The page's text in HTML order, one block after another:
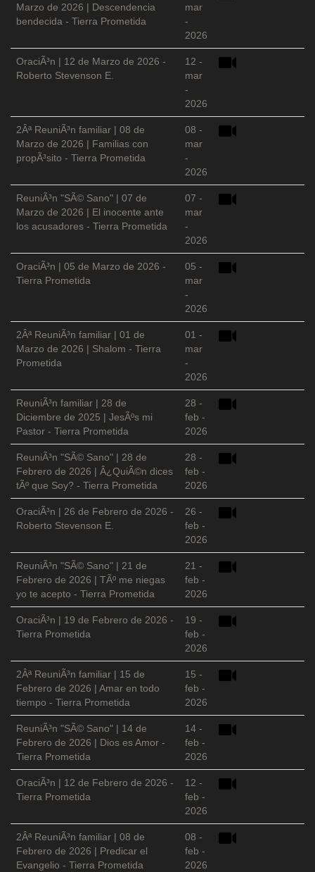
Marzo de 2026 | Descendencia
bendecida - Tierra Prometida
mar
-
2026
OraciÃ³n | 12 de Marzo de 2026 -
Roberto Stevenson E.
12 -
mar
-
2026
2Âª ReuniÃ³n familiar | 08 de
Marzo de 2026 | Familias con
propÃ³sito - Tierra Prometida
08 -
mar
-
2026
ReuniÃ³n "SÃ© Sano" | 07 de
Marzo de 2026 | El inocente ante
los acusadores - Tierra Prometida
07 -
mar
-
2026
OraciÃ³n | 05 de Marzo de 2026 -
Tierra Prometida
05 -
mar
-
2026
2Âª ReuniÃ³n familiar | 01 de
Marzo de 2026 | Shalom - Tierra
Prometida
01 -
mar
-
2026
ReuniÃ³n familiar | 28 de
Diciembre de 2025 | JesÃºs mi
Pastor - Tierra Prometida
28 -
feb -
2026
ReuniÃ³n "SÃ© Sano" | 28 de
Febrero de 2026 | Â¿QuiÃ©n dices
tÃº que Soy? - Tierra Prometida
28 -
feb -
2026
OraciÃ³n | 26 de Febrero de 2026 -
Roberto Stevenson E.
26 -
feb -
2026
ReuniÃ³n "SÃ© Sano" | 21 de
Febrero de 2026 | TÃº me niegas
yo te acepto - Tierra Prometida
21 -
feb -
2026
OraciÃ³n | 19 de Febrero de 2026 -
Tierra Prometida
19 -
feb -
2026
2Âª ReuniÃ³n familiar | 15 de
Febrero de 2026 | Amar en todo
tiempo - Tierra Prometida
15 -
feb -
2026
ReuniÃ³n "SÃ© Sano" | 14 de
Febrero de 2026 | Dios es Amor -
Tierra Prometida
14 -
feb -
2026
OraciÃ³n | 12 de Febrero de 2026 -
Tierra Prometida
12 -
feb -
2026
2Âª ReuniÃ³n familiar | 08 de
Febrero de 2026 | Predicar el
Evangelio - Tierra Prometida
08 -
feb -
2026